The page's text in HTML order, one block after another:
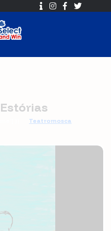
Teatromosca
25 16:30